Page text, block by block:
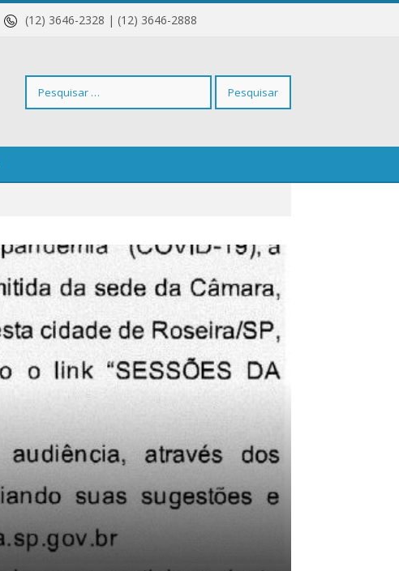
(12) 3646-2328 | (12) 3646-2888
Pesquisar